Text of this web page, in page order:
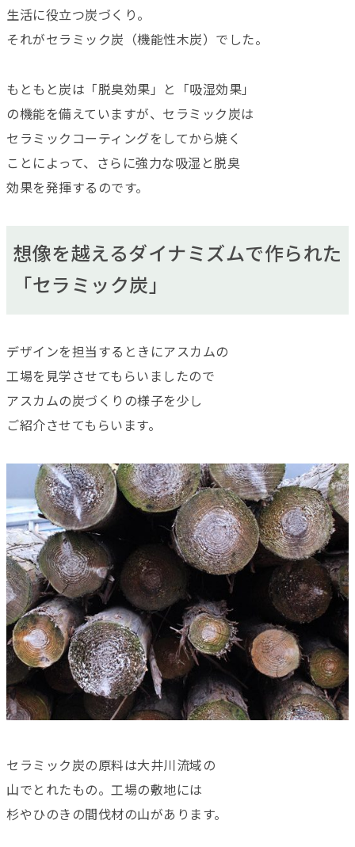
生活に役立つ炭づくり。
それがセラミック炭（機能性木炭）でした。
もともと炭は「脱臭効果」と「吸湿効果」
の機能を備えていますが、セラミック炭は
セラミックコーティングをしてから焼く
ことによって、さらに強力な吸湿と脱臭
効果を発揮するのです。
想像を越えるダイナミズムで作られた
「セラミック炭」
デザインを担当するときにアスカムの
工場を見学させてもらいましたので
アスカムの炭づくりの様子を少し
ご紹介させてもらいます。
セラミック炭の原料は大井川流域の
山でとれたもの。工場の敷地には
杉やひのきの間伐材の山があります。